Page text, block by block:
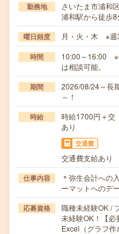
勤務地
さいたま市浦和
浦和駅から徒歩8
曜日頻度 月・火・木 ※週
時間
10:00～16:00 ※
は相談可能。
期間
2026/08/24～
～！
時給
時給1700円＋交
あり
交通費
交通費支給あり
仕事内容
＊弥生会計への
ーマットへの
応募資格
職種未経験OK /
未経験OK！【必
Excel（グラフ